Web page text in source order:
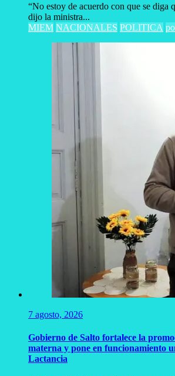
“No estoy de acuerdo con que se diga
dijo la ministra...
MIEM NACIONALES POLITICA
7 agosto, 2026
Gobierno de Salto fortalece la
materna y pone en funcionamiento
Lactancia